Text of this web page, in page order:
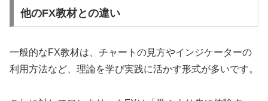
他のFX教材との違い
一般的なFX教材は、チャートの見方やインジケーターの
利用方法など、理論を学び実践に活かす形式が多いです。